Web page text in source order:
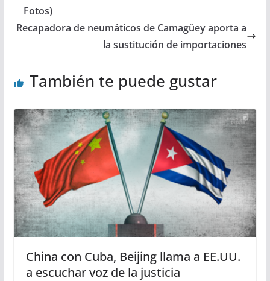
Fotos)
Recapadora de neumáticos de Camagüey aporta a
la sustitución de importaciones
También te puede gustar
China con Cuba, Beijing llama a EE.UU.
a escuchar voz de la justicia